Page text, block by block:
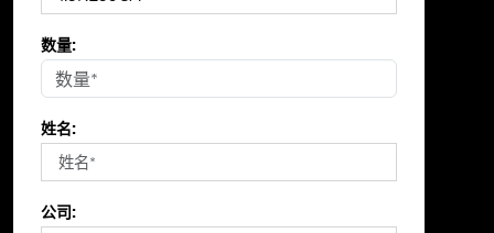
数量:
姓名:
公司: